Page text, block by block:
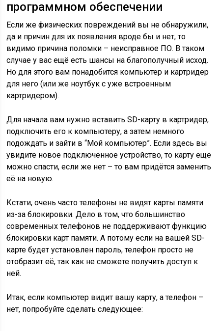
программном обеспечении
Если же физических повреждений вы не обнаружили,
да и причин для их появления вроде бы и нет, то
видимо причина поломки – неисправное ПО. В таком
случае у вас ещё есть шансы на благополучный исход.
Но для этого вам понадобится компьютер и картридер
для него (или же ноутбук с уже встроенным
картридером).
Для начала вам нужно вставить SD-карту в картридер,
подключить его к компьютеру, а затем немного
подождать и зайти в “Мой компьютер”. Если здесь вы
увидите новое подключённое устройство, то карту ещё
можно спасти, если же нет – то вам придётся заменить
её на новую.
Кстати, очень часто телефоны не видят карты памяти
из-за блокировки. Дело в том, что большинство
современных телефонов не поддерживают функцию
блокировки карт памяти. А потому если на вашей SD-
карте будет установлен пароль, телефон просто не
отобразит её, так как не сможете получить доступ к
ней.
Итак, если компьютер видит вашу карту, а телефон –
нет, попробуйте сделать следующее: